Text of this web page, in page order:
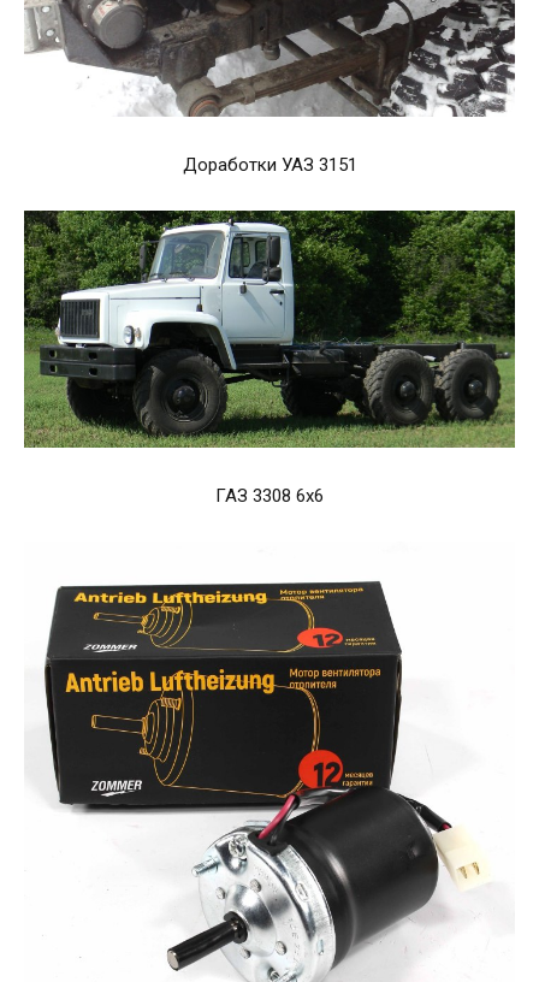
Доработки УАЗ 3151
ГАЗ 3308 6х6